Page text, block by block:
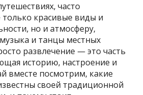
часто
красивые виды и
но и атмосферу,
и танцы местных
развлечение — это часть
историю, настроение и
вместе посмотрим, какие
своей традиционной